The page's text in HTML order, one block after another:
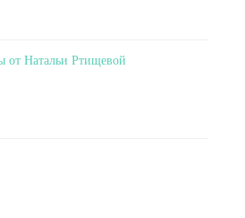
от Натальи Ртищевой